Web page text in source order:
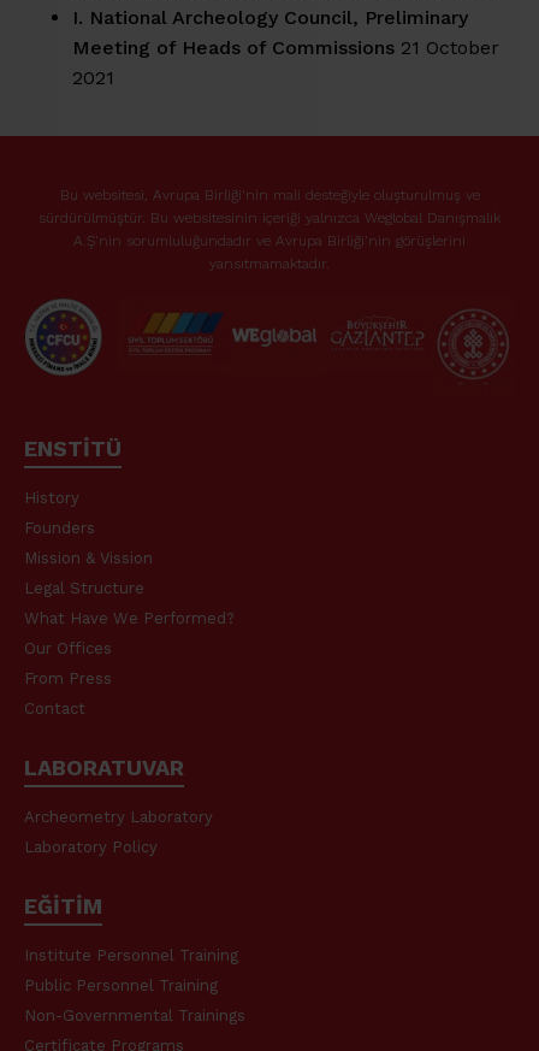
I. National Archeology Council, Preliminary
Meeting of Heads of Commissions 21 October
2021
Bu websitesi, Avrupa Birliği'nin mali desteğiyle oluşturulmuş ve
sürdürülmüştür. Bu websitesinin içeriği yalnızca Weglobal Danışmalık
A.Ş'nin sorumluluğundadır ve Avrupa Birliği'nin görüşlerini
yansıtmamaktadır.
ENSTİTÜ
History
Founders
Mission & Vission
Legal Structure
What Have We Performed?
Our Offices
From Press
Contact
LABORATUVAR
Archeometry Laboratory
Laboratory Policy
EĞİTİM
Institute Personnel Training
Public Personnel Training
Non-Governmental Trainings
Certificate Programs